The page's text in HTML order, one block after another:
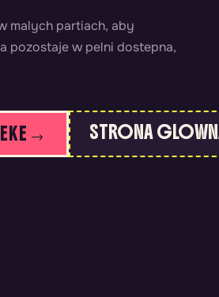
malych partiach, aby
pozostaje w pelni dostepna,
→ STRONA